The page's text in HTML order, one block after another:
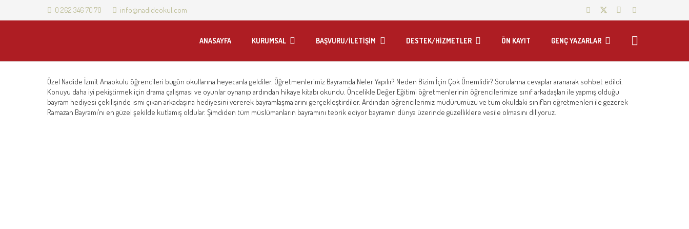
0 262 346 70 70 info@nadideokul.com
ANASAYFA KURUMSAL BAŞVURU/İLETİŞİM DESTEK/HİZMETLER ÖN KAYIT GENÇ YAZARLAR
Özel Nadide İzmit Anaokulu öğrencileri bugün okullarına heyecanla geldiler. Öğretmenlerimiz Bayramda Neler Yapılır? Neden Bizim İçin Çok Önemlidir? Sorularına cevaplar aranarak sohbet edildi.
Konuyu daha iyi pekiştirmek için drama çalışması ve oyunlar oynanıp ardından hikaye kitabı okundu. Öncelikle Değer Eğitimi öğretmenlerinin öğrencilerimize sınıf arkadaşları ile yapmış olduğu
bayram hediyesi çekilişinde ismi çıkan arkadaşına hediyesini vererek bayramlaşmalarını gerçekleştirdiler. Ardından öğrencilerimiz müdürümüzü ve tüm okuldaki sınıfları öğretmenleri ile gezerek
Ramazan Bayramı’nı en güzel şekilde kutlamış oldular. Şimdiden tüm müslümanların bayramını tebrik ediyor bayramın dünya üzerinde güzelliklere vesile olmasını diliyoruz.